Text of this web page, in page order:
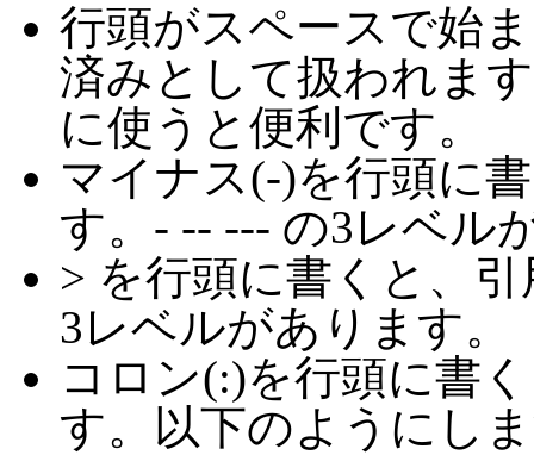
行頭がスペースで始
済みとして扱われま
に使うと便利です。
マイナス(-)を行頭に
す。- -- --- の3レベル
> を行頭に書くと、
3レベルがあります。
コロン(:)を行頭に書
す。以下のようにし